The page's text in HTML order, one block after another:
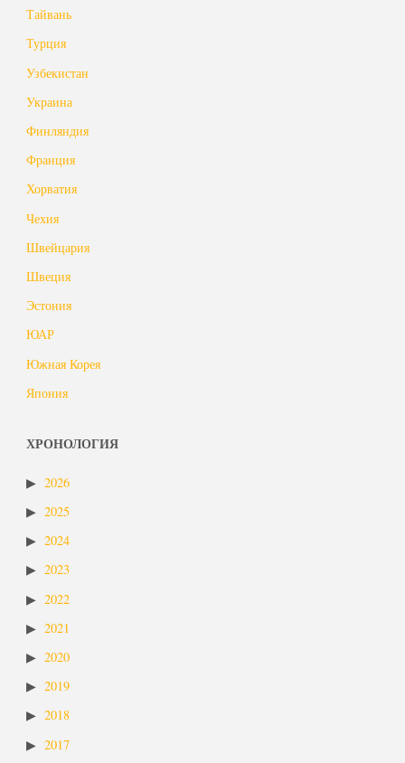
Тайвань
Турция
Узбекистан
Украина
Финляндия
Франция
Хорватия
Чехия
Швейцария
Швеция
Эстония
ЮАР
Южная Корея
Япония
ХРОНОЛОГИЯ
2026
2025
2024
2023
2022
2021
2020
2019
2018
2017